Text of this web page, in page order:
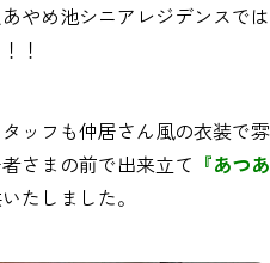
やめ池シニアレジデンスでは
！
ッフも仲居さん風の衣装で雰
さまの前で出来立て 『あつあ
たしました。